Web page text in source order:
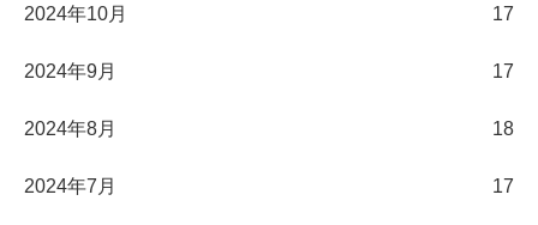
2024年10月 17
2024年9月 17
2024年8月 18
2024年7月 17